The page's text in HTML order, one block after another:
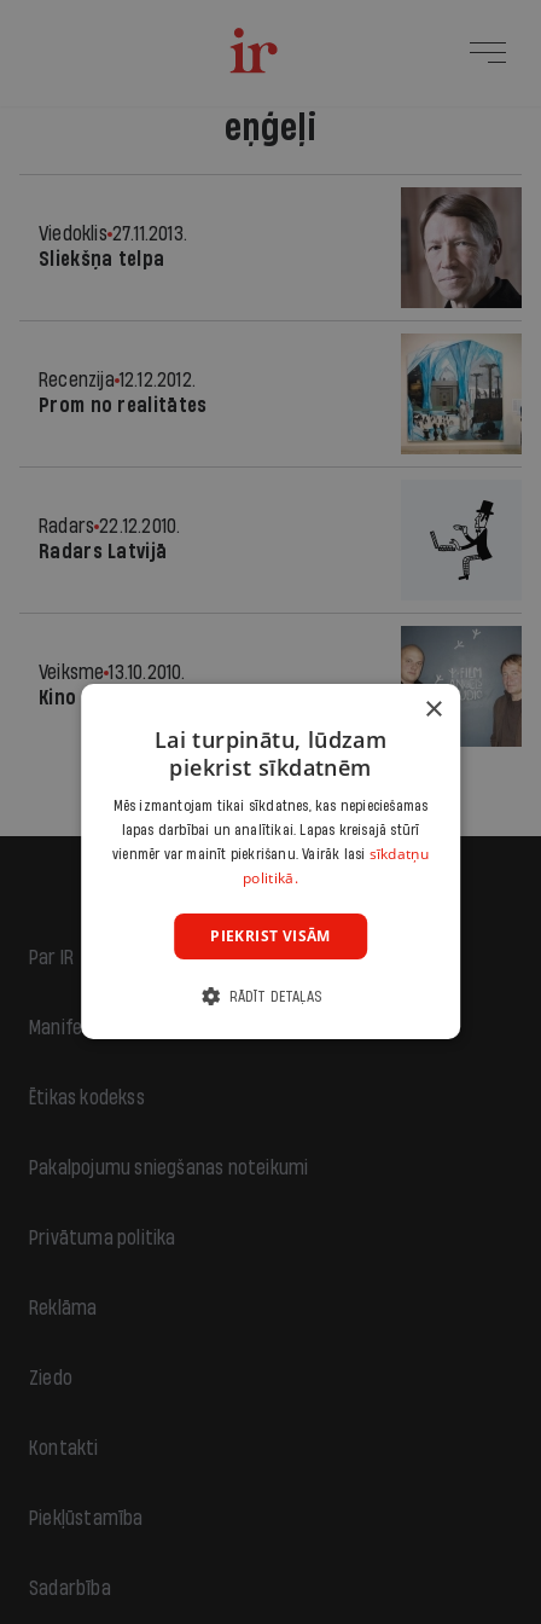
eņģeļi
Viedoklis 27.11.2013.
Sliekšņa telpa
Recenzija 12.12.2012.
Prom no realitātes
Radars 22.12.2010.
Radars Latvijā
Veiksme 13.10.2010.
Kino eņģeļi
Par IR
Manifests
Ētikas kodekss
Pakalpojumu sniegšanas noteikumi
Privātuma politika
Reklāma
Ziedo
Kontakti
Piekļūstamība
Sadarbība
×
Lai turpinātu, lūdzam
piekrist sīkdatnēm
Mēs izmantojam tikai sīkdatnes, kas nepieciešamas
lapas darbībai un analītikai. Lapas kreisajā stūrī
vienmēr var mainīt piekrišanu. Vairāk lasi sīkdatņu
politikā.
PIEKRIST VISĀM
RĀDĪT DETAĻAS